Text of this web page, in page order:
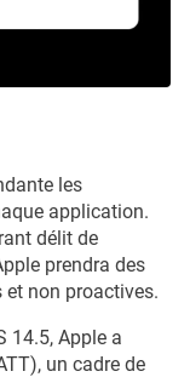
les
application.
délit de
prendra des
et non proactives.
14.5, Apple a
un cadre de